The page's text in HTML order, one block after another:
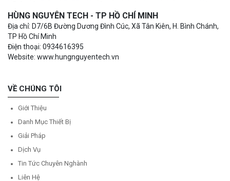
HÙNG NGUYÊN TECH - TP HỒ CHÍ MINH
Địa chỉ: D7/6B Đường Dương Đình Cúc, Xã Tân Kiên, H. Bình Chánh,
TP Hồ Chí Minh
Điện thoại: 0934616395
Website: www.hungnguyentech.vn
VỀ CHÚNG TÔI
Giới Thiệu
Danh Mục Thiết Bị
Giải Pháp
Dịch Vụ
Tin Tức Chuyên Nghành
Liên Hệ